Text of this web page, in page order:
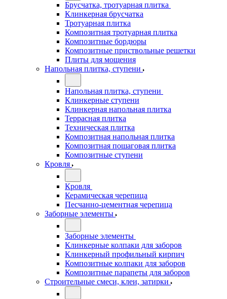
Брусчатка, тротуарная плитка
Клинкерная брусчатка
Тротуарная плитка
Композитная тротуарная плитка
Композитные бордюры
Композитные приствольные решетки
Плиты для мощения
Напольная плитка, ступени
Напольная плитка, ступени
Клинкерные ступени
Клинкерная напольная плитка
Террасная плитка
Техническая плитка
Композитная напольная плитка
Композитная пошаговая плитка
Композитные ступени
Кровля
Кровля
Керамическая черепица
Песчанно-цементная черепица
Заборные элементы
Заборные элементы
Клинкерные колпаки для заборов
Клинкерный профильный кирпич
Композитные колпаки для заборов
Композитные парапеты для заборов
Строительные смеси, клеи, затирки